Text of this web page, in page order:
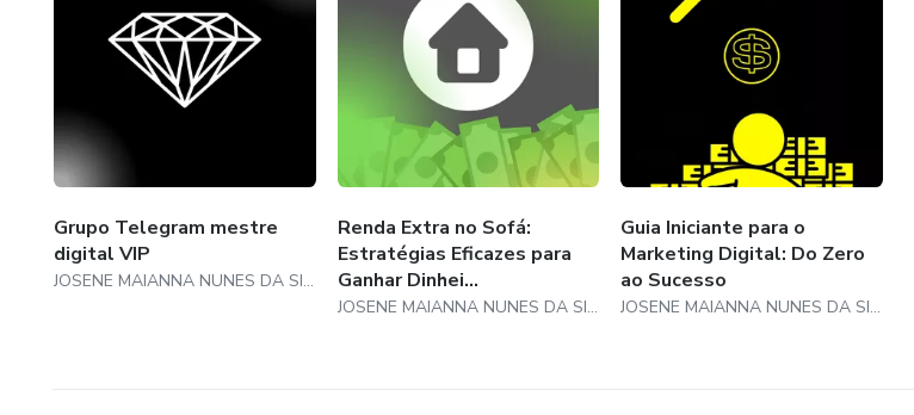
Grupo Telegram mestre
digital VIP
JOSENE MAIANNA NUNES DA SILVA
Renda Extra no Sofá:
Estratégias Eficazes para
Ganhar Dinhei...
JOSENE MAIANNA NUNES DA SILVA
Guia Iniciante para o
Marketing Digital: Do Zero
ao Sucesso
JOSENE MAIANNA NUNES DA SILVA